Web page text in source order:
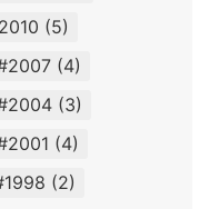
(5)
(4)
(3)
(4)
(2)